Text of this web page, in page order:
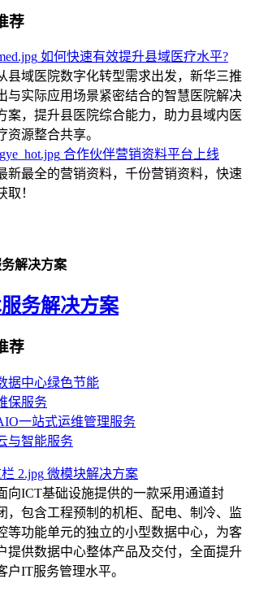
荐
如何快速有效提升县域医疗水平?
县域医院数字化转型需求出发，新华三推
与实际应用场景紧密结合的智慧医院解决
案，提升县医院综合能力，助力县域内医
资源整合共享。
合作伙伴营销资料平台上线
新最全的营销资料，千份营销资料，快速
取！
解决方案
务解决方案
荐
据中心绿色节能
保服务
一站式运维管理服务
与智能服务
微模块解决方案
向ICT基础设施提供的一款采用通道封
，包含工程预制的机柜、配电、制冷、监
等功能单元的独立的小型数据中心，为客
提供数据中心整体产品及交付，全面提升
户IT服务管理水平。